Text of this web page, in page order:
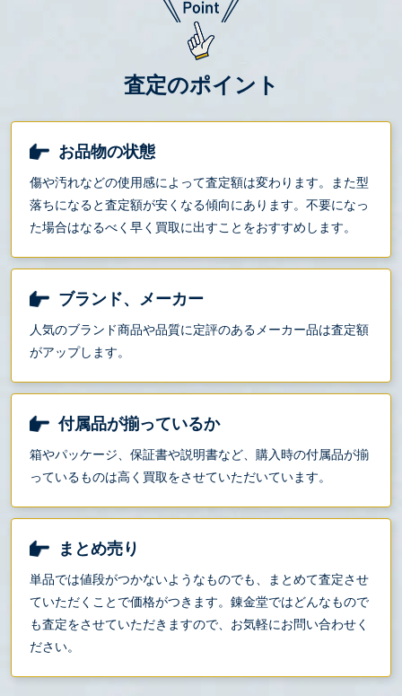
査定のポイント
お品物の状態
傷や汚れなどの使用感によって査定額は変わります。また型
落ちになると査定額が安くなる傾向にあります。不要になっ
た場合はなるべく早く買取に出すことをおすすめします。
ブランド、メーカー
人気のブランド商品や品質に定評のあるメーカー品は査定額
がアップします。
付属品が揃っているか
箱やパッケージ、保証書や説明書など、購入時の付属品が揃
っているものは高く買取をさせていただいています。
まとめ売り
単品では値段がつかないようなものでも、まとめて査定させ
ていただくことで価格がつきます。錬金堂ではどんなもので
も査定をさせていただきますので、お気軽にお問い合わせく
ださい。